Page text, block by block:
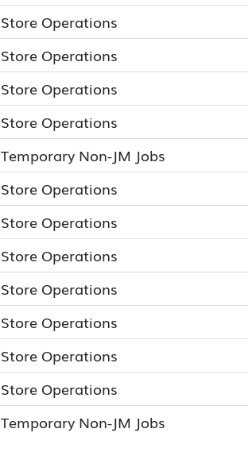
Store Operations
Store Operations
Store Operations
Store Operations
Temporary Non-JM Jobs
Store Operations
Store Operations
Store Operations
Store Operations
Store Operations
Store Operations
Store Operations
Temporary Non-JM Jobs